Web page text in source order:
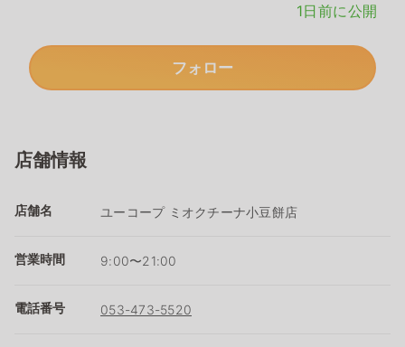
1日前に公開
フォロー
店舗情報
店舗名 ユーコープ ミオクチーナ小豆餅店
営業時間 9:00〜21:00
電話番号 053-473-5520